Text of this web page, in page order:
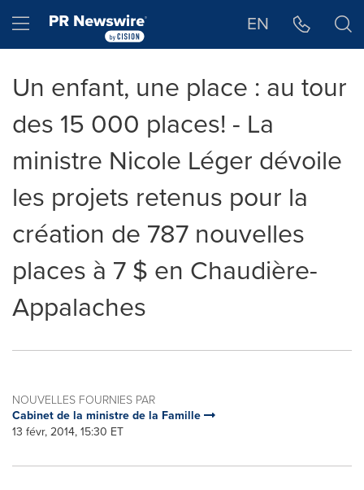
Hamburger menu EN
Un enfant, une place : au tour
des 15 000 places! - La
ministre Nicole Léger dévoile
les projets retenus pour la
création de 787 nouvelles
places à 7 $ en Chaudière-
Appalaches
NOUVELLES FOURNIES PAR
Cabinet de la ministre de la Famille
13 févr, 2014, 15:30 ET